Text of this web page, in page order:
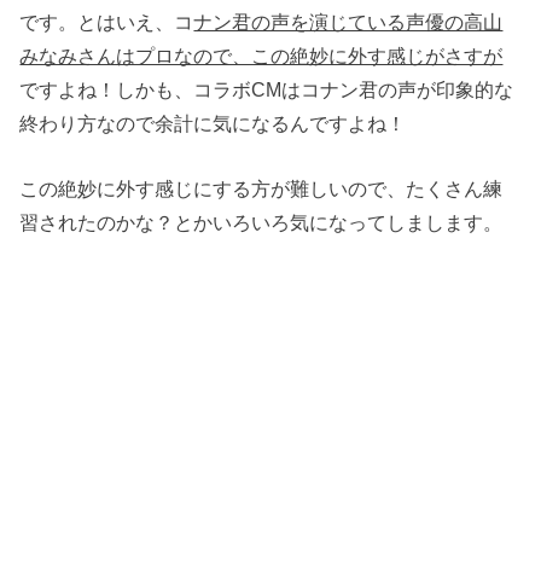
です。とはいえ、コナン君の声を演じている声優の高山
みなみさんはプロなので、この絶妙に外す感じがさすが
ですよね！しかも、コラボCMはコナン君の声が印象的な
終わり方なので余計に気になるんですよね！
この絶妙に外す感じにする方が難しいので、たくさん練
習されたのかな？とかいろいろ気になってしまします。